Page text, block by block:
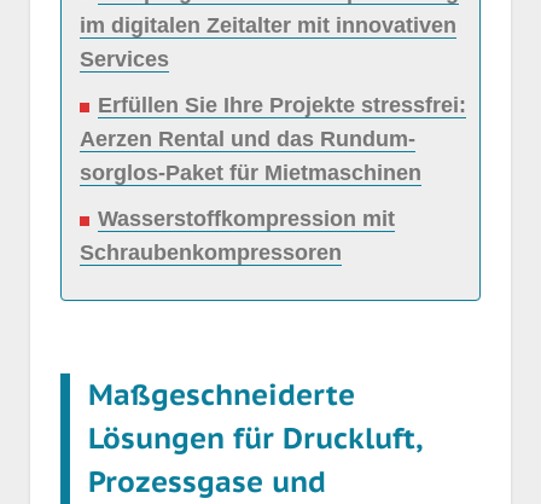
im digitalen Zeitalter mit innovativen
Services
Erfüllen Sie Ihre Projekte stressfrei:
Aerzen Rental und das Rundum-
sorglos-Paket für Mietmaschinen
Wasserstoffkompression mit
Schraubenkompressoren
Maßgeschneiderte
Lösungen für Druckluft,
Prozessgase und